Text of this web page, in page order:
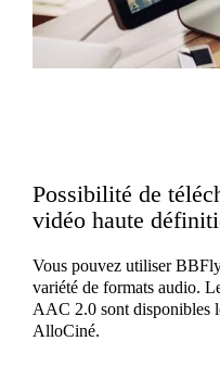
Possibilité de
vidéo haute
Vous pouvez utiliser
variété de formats audio.
AAC 2.0 sont disponibles
AlloCiné.